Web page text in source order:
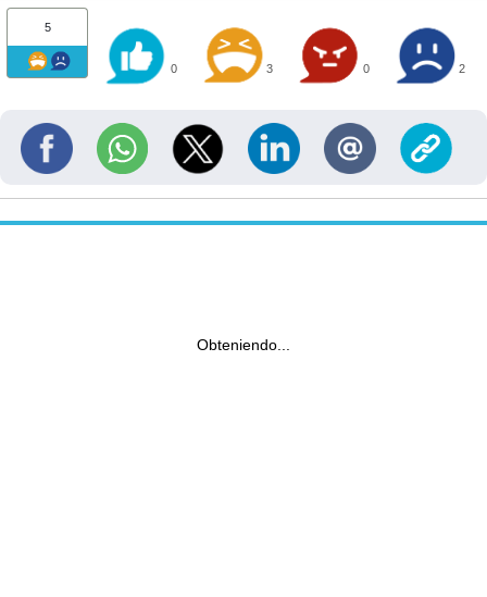
5
0 3 0 2
Obteniendo...